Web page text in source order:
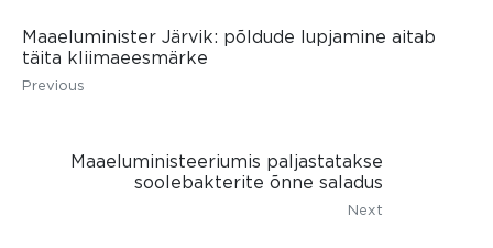
Maaeluminister Järvik: põldude lupjamine aitab
täita kliimaeesmärke
Previous
Maaeluministeeriumis paljastatakse
soolebakterite õnne saladus
Next